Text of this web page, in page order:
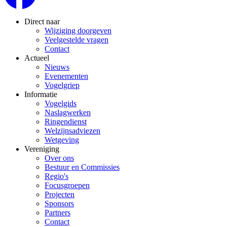
Direct naar
Wijziging doorgeven
Veelgestelde vragen
Contact
Actueel
Nieuws
Evenementen
Vogelgriep
Informatie
Vogelgids
Naslagwerken
Ringendienst
Welzijnsadviezen
Wetgeving
Vereniging
Over ons
Bestuur en Commissies
Regio's
Focusgroepen
Projecten
Sponsors
Partners
Contact